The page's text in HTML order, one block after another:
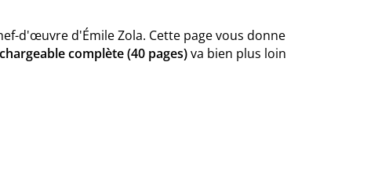
d'œuvre d'Émile Zola. Cette page vous donne
complète (40 pages)va bien plus loin